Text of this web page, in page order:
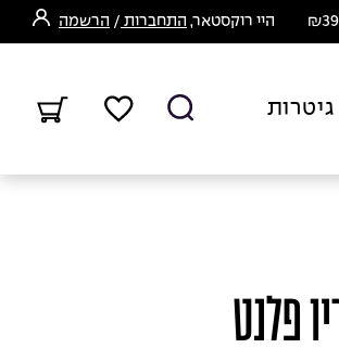
היי רוקסטאר, התחברות / הרשמה
פלנט